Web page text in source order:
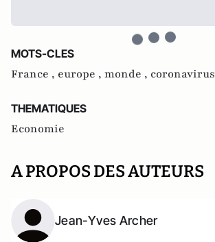
MOTS-CLES
France , europe , monde , coronavirus
THEMATIQUES
Economie
A PROPOS DES AUTEURS
Jean-Yves Archer